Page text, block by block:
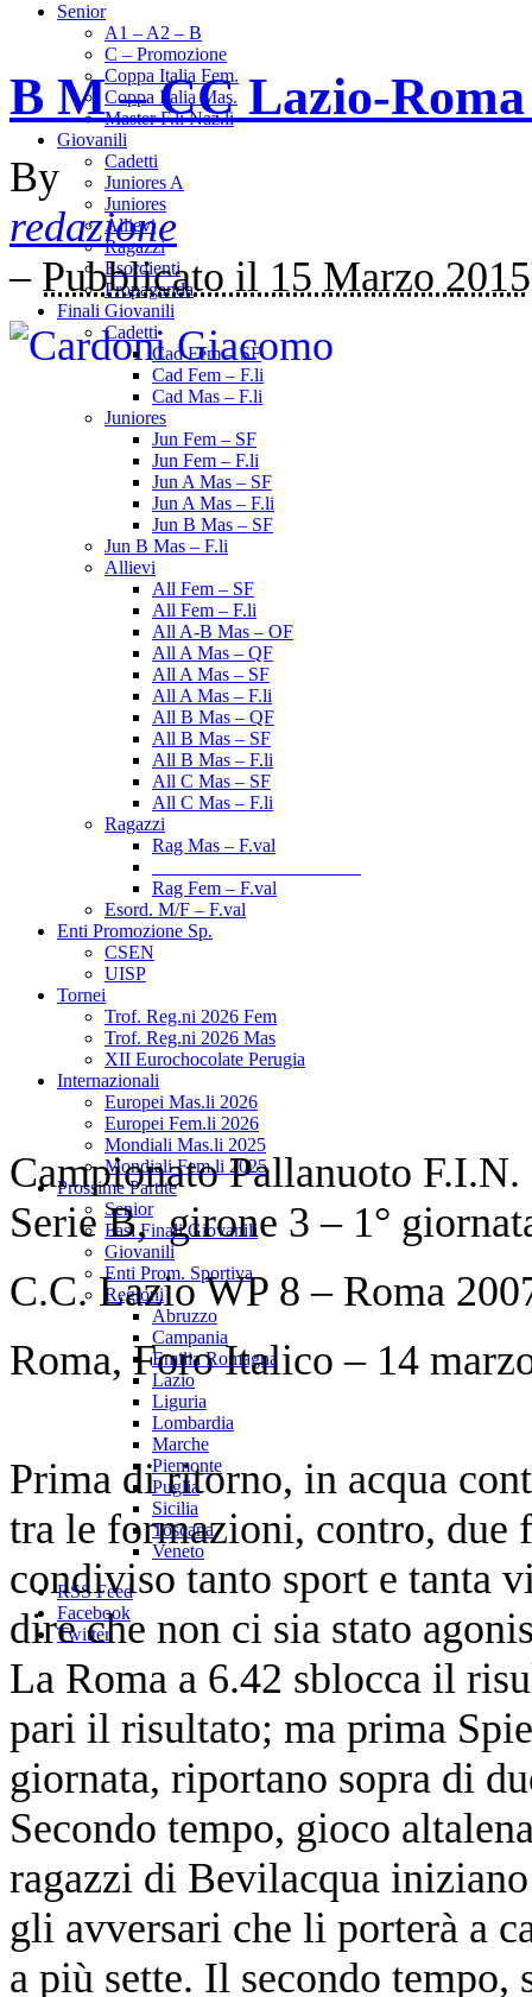
Senior
A1 – A2 – B
C – Promozione
Coppa Italia Fem.
Coppa Italia Mas.
Master F.li Naz.li
Giovanili
Cadetti
Juniores A
Juniores
Allievi
Ragazzi
Esordienti
Propaganda
Finali Giovanili
Cadetti
Cad Fem – SF
Cad Fem – F.li
Cad Mas – F.li
Juniores
Jun Fem – SF
Jun Fem – F.li
Jun A Mas – SF
Jun A Mas – F.li
Jun B Mas – SF
Jun B Mas – F.li
Allievi
All Fem – SF
All Fem – F.li
All A-B Mas – OF
All A Mas – QF
All A Mas – SF
All A Mas – F.li
All B Mas – QF
All B Mas – SF
All B Mas – F.li
All C Mas – SF
All C Mas – F.li
Ragazzi
Rag Mas – F.val
Rag Fem – F.val
Esord. M/F – F.val
Enti Promozione Sp.
CSEN
UISP
Tornei
Trof. Reg.ni 2026 Fem
Trof. Reg.ni 2026 Mas
XII Eurochocolate Perugia
Internazionali
Europei Mas.li 2026
Europei Fem.li 2026
Mondiali Mas.li 2025
Mondiali Fem.li 2025
Prossime Partite
Senior
Fasi Finali Giovanili
Giovanili
Enti Prom. Sportiva
Regioni
Abruzzo
Campania
Emilia Romagna
Lazio
Liguria
Lombardia
Marche
Piemonte
Puglia
Sicilia
Toscana
Veneto
RSS Feed
Facebook
Twitter
B M – CC Lazio-
By
redazione
– Pubblicato il 15 Marzo 2015
Campionato Pallanuoto F.I.N.
Serie B, girone 3 – 1°
C.C. Lazio WP 8 – Roma
Roma, Foro Italico – 14
Prima di ritorno, in acqua
tra le formazioni, contro,
condiviso tanto sport e tanta
dire che non ci sia stato
La Roma a 6.42 sblocca il
pari il risultato; ma prima
giornata, riportano sopra di
Secondo tempo, gioco
ragazzi di Bevilacqua
gli avversari che li porterà a
a più sette. Il secondo